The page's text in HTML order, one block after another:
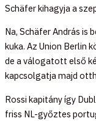
Schäfer kihagyja a
Na, Schäfer András is
kuka. Az Union Berlin
de a válogatott első
kapcsolgatja majd
Rossi kapitány így
friss NL-győztes